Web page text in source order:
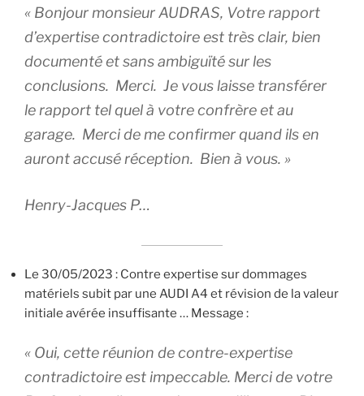
« Bonjour monsieur AUDRAS, Votre rapport
d’expertise contradictoire est très clair, bien
documenté et sans ambiguïté sur les
conclusions. Merci. Je vous laisse transférer
le rapport tel quel à votre confrère et au
garage. Merci de me confirmer quand ils en
auront accusé réception. Bien à vous. »
Henry-Jacques P…
Le 30/05/2023 : Contre expertise sur dommages
matériels subit par une AUDI A4 et révision de la valeur
initiale avérée insuffisante … Message :
« Oui, cette réunion de contre-expertise
contradictoire est impeccable. Merci de votre